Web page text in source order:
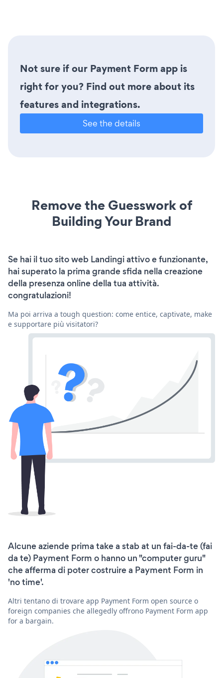
Not sure if our Payment Form app is
right for you? Find out more about its
features and integrations.
See the details
Remove the Guesswork of
Building Your Brand
Se hai il tuo sito web Landingi attivo e funzionante,
hai superato la prima grande sfida nella creazione
della presenza online della tua attività.
congratulazioni!
Ma poi arriva a tough question: come entice, captivate, make
e supportare più visitatori?
Alcune aziende prima take a stab at un fai-da-te (fai
da te) Payment Form o hanno un "computer guru"
che afferma di poter costruire a Payment Form in
'no time'.
Altri tentano di trovare app Payment Form open source o
foreign companies che allegedly offrono Payment Form app
for a bargain.